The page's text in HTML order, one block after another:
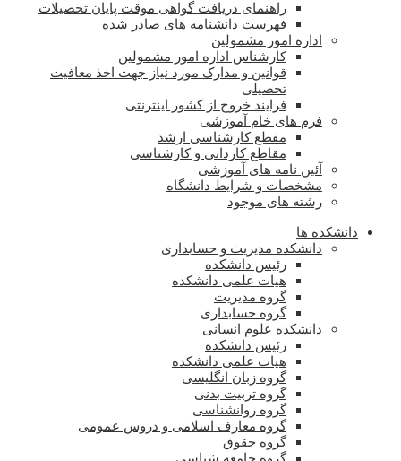
راهنمای دریافت گواهی موقت پایان تحصیلات
فهرست دانشنامه های صادر شده
اداره امور مشمولین
کارشناس اداره امور مشمولین
قوانین و مدارک مورد نیاز جهت اخذ معافیت
تحصیلی
فرایند خروج از کشور اینترنتی
فرم های خام آموزشی
مقطع کارشناسی ارشد
مقاطع کاردانی و کارشناسی
آئین نامه های آموزشی
مشخصات و شرایط دانشگاه
رشته های موجود
دانشکده ها
دانشکده مدیریت و حسابداری
رئیس دانشکده
هیات علمی دانشکده
گروه مدیریت
گروه حسابداری
دانشکده علوم انسانی
رئیس دانشکده
هیات علمی دانشکده
گروه زبان انگلیسی
گروه تربیت بدنی
گروه روانشناسی
گروه معارف اسلامی و دروس عمومی
گروه حقوق